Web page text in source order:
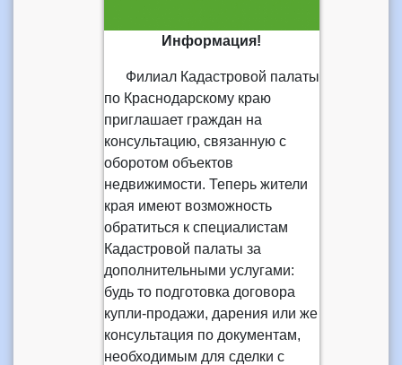
Информация!
Филиал Кадастровой палаты
по Краснодарскому краю
приглашает граждан на
консультацию, связанную с
оборотом объектов
недвижимости. Теперь жители
края имеют возможность
обратиться к специалистам
Кадастровой палаты за
дополнительными услугами:
будь то подготовка договора
купли-продажи, дарения или же
консультация по документам,
необходимым для сделки с